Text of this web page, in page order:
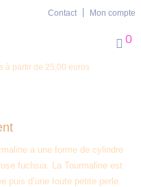
Contact Mon compte
0
à partir de 25,00 euros
a une forme de cylindre
fuchsia. La Tourmaline est
puis d’une toute petite perle